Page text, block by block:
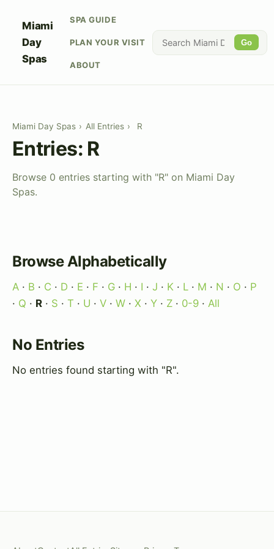
Miami
Day
Spas
SPA GUIDE
PLAN YOUR VISIT
ABOUT
Go
Miami Day Spas › All Entries › R
Entries: R
Browse 0 entries starting with "R" on Miami Day
Spas.
Browse Alphabetically
A · B · C · D · E · F · G · H · I · J · K · L · M · N · O · P
· Q · R · S · T · U · V · W · X · Y · Z · 0-9 · All
No Entries
No entries found starting with "R".